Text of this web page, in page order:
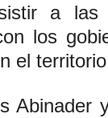
a las
los
el
Abinader